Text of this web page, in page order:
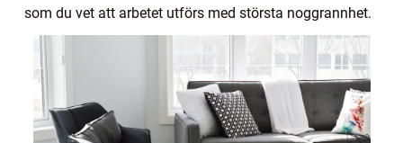
som du vet att arbetet utförs med största noggrannhet.